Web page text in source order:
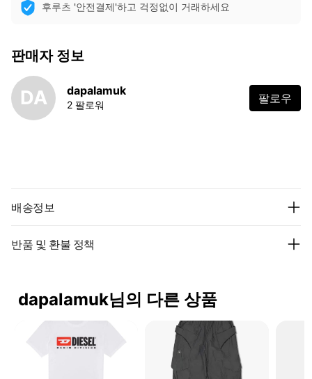
후루츠 '안전결제'하고 걱정없이 거래하세요
판매자 정보
DA dapalamuk
2 팔로워 팔로우
배송정보
반품 및 환불 정책
dapalamuk님의 다른 상품